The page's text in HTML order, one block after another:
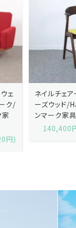
ネイルチェアー「
ーズウッド/
ンマーク家具/
140,400円(